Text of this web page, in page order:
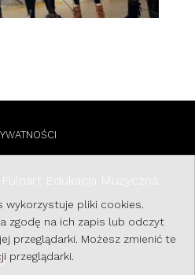
wykorzystuje pliki cookies.
zgodę na ich zapis lub odczyt
przeglądarki. Możesz zmienić te
przeglądarki.
Edukacja Muzyczna